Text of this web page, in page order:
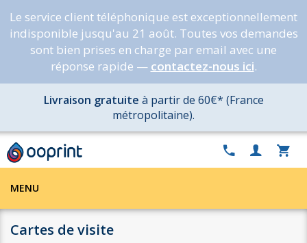
Le service client téléphonique est exceptionnellement
indisponible jusqu'au 21 août. Toutes vos demandes
sont bien prises en charge par email avec une
réponse rapide — contactez-nous ici.
Livraison gratuite à partir de 60€* (France
métropolitaine).
MENU
Cartes de visite